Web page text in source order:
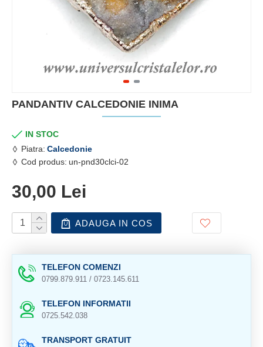
PANDANTIV CALCEDONIE INIMA
IN STOC
Piatra: Calcedonie
Cod produs: un-pnd30clci-02
30,00 Lei
ADAUGA IN COS
TELEFON COMENZI
0799.879.911 / 0723.145.611
TELEFON INFORMATII
0725.542.038
TRANSPORT GRATUIT